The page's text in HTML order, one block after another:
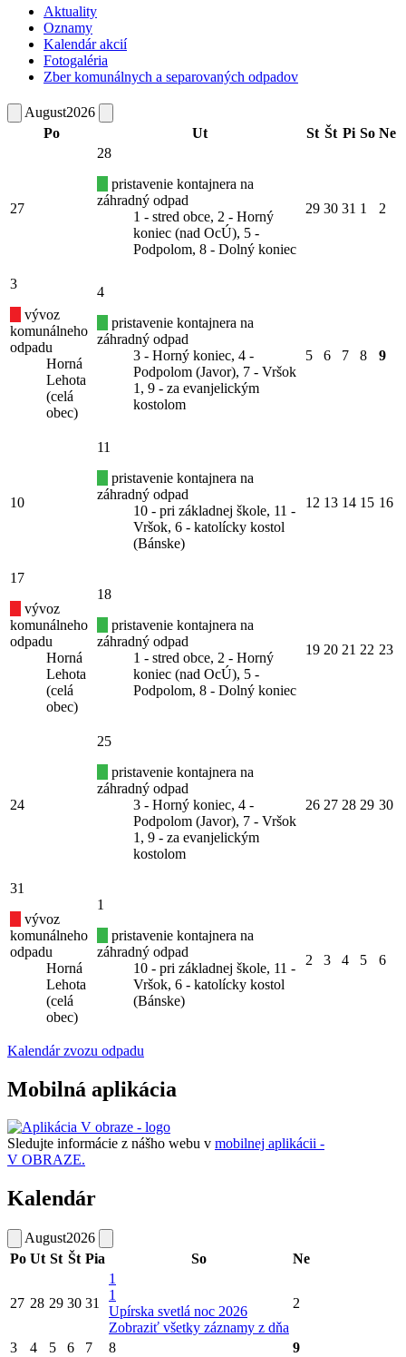
Aktuality
Oznamy
Kalendár akcií
Fotogaléria
Zber komunálnych a separovaných odpadov
August2026
Po
Ut St Št Pi So Ne
27
28
pristavenie kontajnera na
záhradný odpad
1 - stred obce, 2 - Horný
koniec (nad OcÚ), 5 -
Podpolom, 8 - Dolný koniec
29 30 31 1 2
3
vývoz
komunálneho
odpadu
Horná
Lehota
(celá
obec)
4
pristavenie kontajnera na
záhradný odpad
3 - Horný koniec, 4 -
Podpolom (Javor), 7 - Vršok
1, 9 - za evanjelickým
kostolom
5 6 7 8 9
10
11
pristavenie kontajnera na
záhradný odpad
10 - pri základnej škole, 11 -
Vršok, 6 - katolícky kostol
(Bánske)
12 13 14 15 16
17
vývoz
komunálneho
odpadu
Horná
Lehota
(celá
obec)
18
pristavenie kontajnera na
záhradný odpad
1 - stred obce, 2 - Horný
koniec (nad OcÚ), 5 -
Podpolom, 8 - Dolný koniec
19 20 21 22 23
24
25
pristavenie kontajnera na
záhradný odpad
3 - Horný koniec, 4 -
Podpolom (Javor), 7 - Vršok
1, 9 - za evanjelickým
kostolom
26 27 28 29 30
31
vývoz
komunálneho
odpadu
Horná
Lehota
(celá
obec)
1
pristavenie kontajnera na
záhradný odpad
10 - pri základnej škole, 11 -
Vršok, 6 - katolícky kostol
(Bánske)
2 3 4 5 6
Kalendár zvozu odpadu
Mobilná aplikácia
Sledujte informácie z nášho webu v mobilnej aplikácii -
V OBRAZE.
Kalendár
August2026
Po Ut St Št Pia So Ne
27 28 29 30 31
1
1
Upírska svetlá noc 2026
Zobraziť všetky záznamy z dňa
2
3 4 5 6 7 8
9